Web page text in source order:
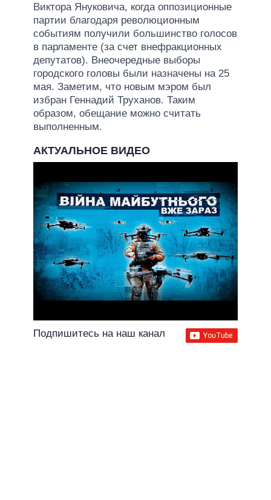
Виктора Януковича, когда оппозиционные
партии благодаря революционным
событиям получили большинство голосов
в парламенте (за счет внефракционных
депутатов). Внеочередные выборы
городского головы были назначены на 25
мая. Заметим, что новым мэром был
избран Геннадий Труханов. Таким
образом, обещание можно считать
выполненным.
АКТУАЛЬНОЕ ВИДЕО
Подпишитесь на наш канал